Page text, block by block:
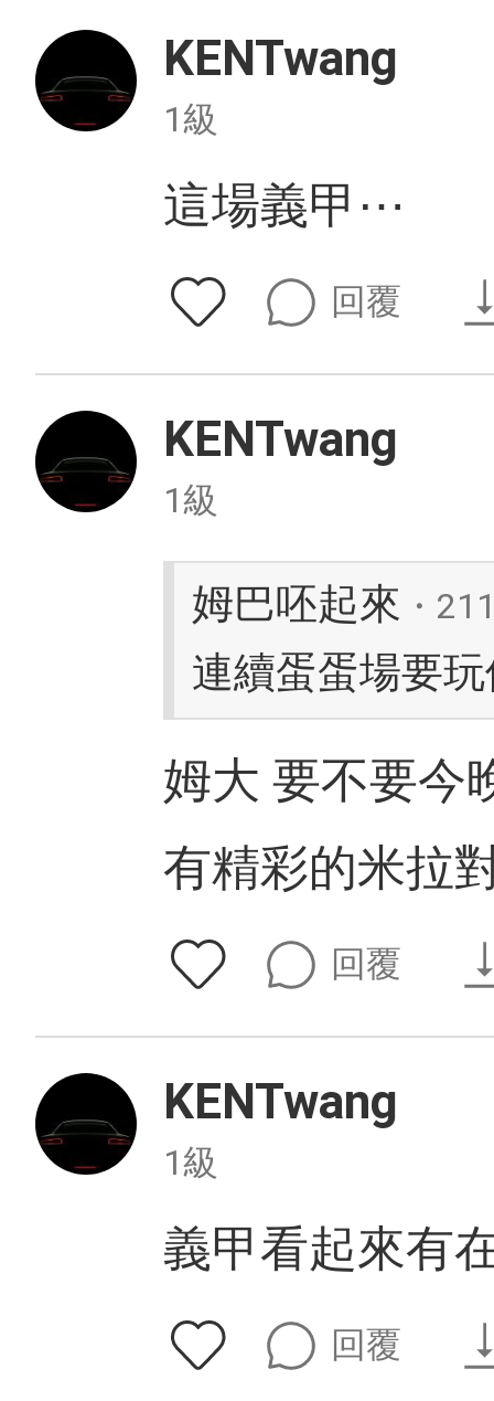
KENTwang
1級
這場義甲⋯
回覆
KENTwang
1級
姆巴呸起來 ・
連續蛋蛋場要
姆大 要不要今
有精彩的米拉
回覆
KENTwang
1級
義甲看起來有
回覆